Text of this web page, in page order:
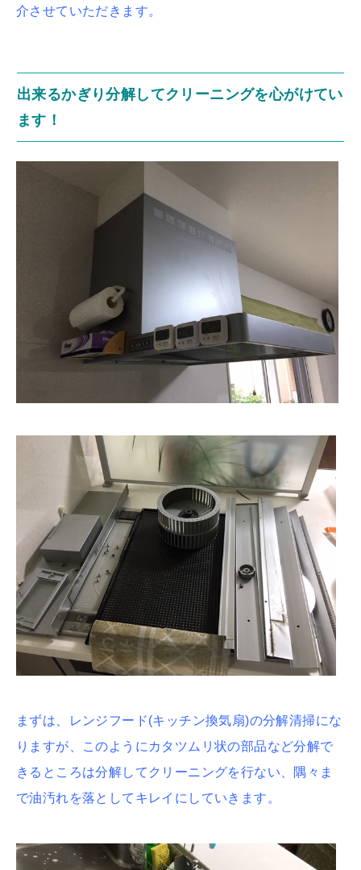
介させていただきます。
出来るかぎり分解してクリーニングを心がけてい
ます！
まずは、レンジフード(キッチン換気扇)の分解清掃にな
りますが、このようにカタツムリ状の部品など分解で
きるところは分解してクリーニングを行ない、隅々ま
で油汚れを落としてキレイにしていきます。